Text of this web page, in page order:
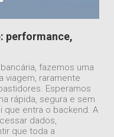
performance,
fazemos uma
viagem, raramente
Esperamos
rápida, segura e sem
que entra o backend. A
dados,
que toda a